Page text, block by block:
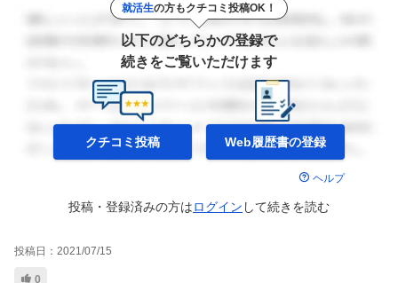
就活生の方もクチコミ投稿OK！
以下のどちらかの登録で
続きをご覧いただけます
クチコミ投稿 Web履歴書の登録
ヘルプ
投稿・登録済みの方はログイン して続きを読む
投稿日： 2021/07/15
0